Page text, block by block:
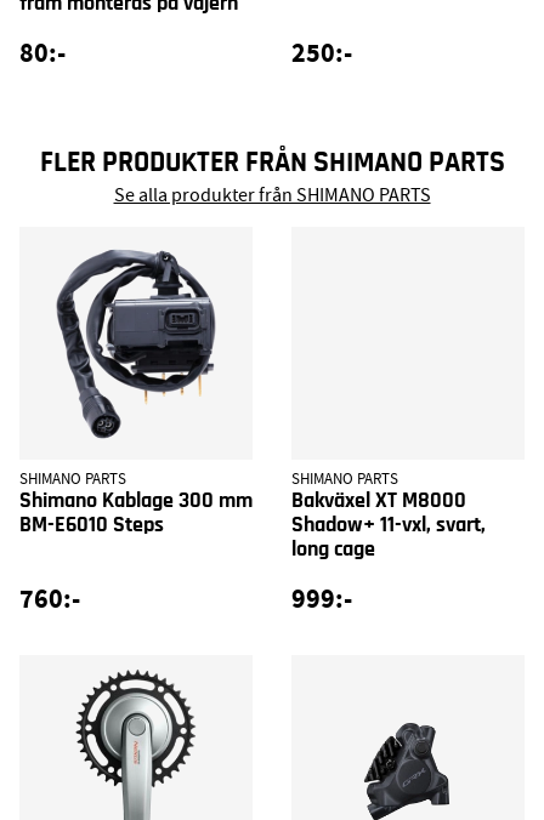
80:- 250:-
FLER PRODUKTER FRÅN SHIMANO PARTS
Se alla produkter från SHIMANO PARTS
SHIMANO PARTS
Shimano Kablage 300 mm
BM-E6010 Steps
760:-
SHIMANO PARTS
Bakväxel XT M8000
Shadow+ 11-vxl, svart,
long cage
999:-